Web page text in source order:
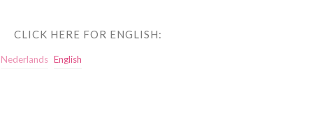
CLICK HERE FOR ENGLISH:
Nederlands English